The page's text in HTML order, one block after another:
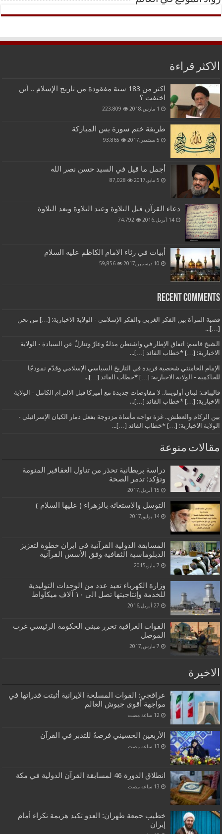
الاكثر قراءة
اكثر من 183 سنة مفقودة من تاريخ الإسلام .. أين
اختفت ؟
1 مارس,2018 223,809
طريقة ختم سورة يس المباركة
5 سبتمبر,2017 93,865
أجمل ما قيل في السيد حسن نصر الله
5 مايو,2017 87,028
دعاء القرآن قبل التلاوة وعند التلاوة وبعد التلاوة
14 أبريل,2016 74,792
أبيات في رثاء الامام الكاظم عليه السلام
10 ديسمبر,2017 59,856
Recent Comments
قضية المرأة بين الفكر الغربي والفكر الإسلامي - الولاية الاخبارية: […] من نحن
[…]...
الشيخ قاسم: اتفاق الإطار في واشنطن مذلةٌ وعارٌ وتنازلٌ عن السيادة - الولاية
الاخبارية: […] *خطاب القائد […]...
الإمام الخامنئي شخصية فريدة في التاريخ السياسي الإسلامي وقدّم نموذجًا
للحاكمية - الولاية الاخبارية: […] *خطاب القائد […]...
قاليباف: لبنان أولويتنا.. لا مفاوضات جديدة مع أميركا قبل الالتزام الكامل - الولاية
الاخبارية: […] *خطاب القائد […]...
بين الركام والعطش.. غزة تواجه مأساة مزدوجة بفعل دمار الكيان الإسرائيلي -
الولاية الاخبارية: […] *خطاب القائد […]...
مقالات منوعة
دراسة بريطانية تحذر من تناول العقاقير المنومة
وتؤكد: تدمر الصحة
15 أبريل,2017
التوسل والاستغاثة بالزهراء ( عليها السلام )
14 يوليو,2017
المسابقة الدولیة القرآنیة فی ایران خطوة لتعزیز
الدبلوماسیة الثقافیة وفق الأسس القرآنیة
7 مايو,2015
وزارة الكهرباء تعيد عدد من الوحدات التوليدية
للخدمة وإنتاجيتها تصل الى ١٠ آلاف ميكاواط
27 أبريل,2016
القوات العراقية تحرر مبنى الحكومة الرئيسي غرب
الموصل
7 مارس,2017
الاخيرة
عراقجي: القوات المسلحة الإيرانية أثبتت قدراتها في
مواجهة أقوى جيوش العالم
الأربعين الحسيني فرصةٌ للتدبر في القرآن
انطلاق الدورة 46 لمسابقة القرآن الدولية في مكة
خطيب جمعة طهران: العدو تكبد هزيمة نكراء أمام
إيران